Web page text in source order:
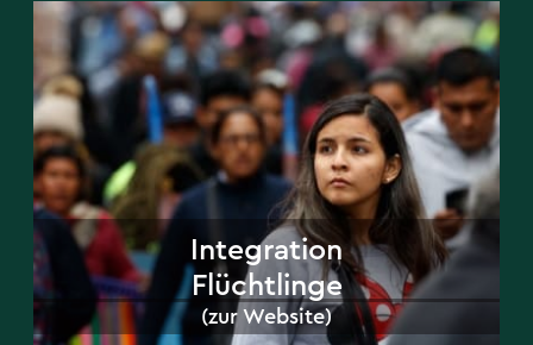
Integration
Flüchtlinge
(zur Website)
Integration Flüchtlinge
(zur Website)